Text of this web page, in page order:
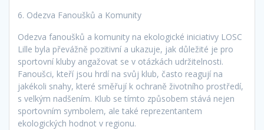
6. Odezva Fanoušků a Komunity
Odezva fanoušků a komunity na ekologické iniciativy LOSC
Lille byla převážně pozitivní a ukazuje, jak důležité je pro
sportovní kluby angažovat se v otázkách udržitelnosti.
Fanoušci, kteří jsou hrdí na svůj klub, často reagují na
jakékoli snahy, které směřují k ochraně životního prostředí,
s velkým nadšením. Klub se tímto způsobem stává nejen
sportovním symbolem, ale také reprezentantem
ekologických hodnot v regionu.